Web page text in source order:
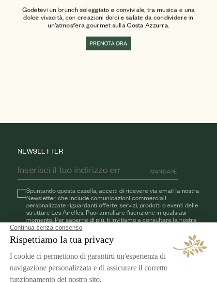
Informazioni pratiche
+33(0)4 94 17 71 71
reservation.sainttropez@airelles.com
Godetevi un brunch soleggiato e conviviale, tra musica e una
dolce vivacità, con creazioni dolci e salate da condividere in
un’atmosfera gourmet sulla Costa Azzurra.
PRENOTA ORA
AIRELLES
I nostri impegni
NEWSLETTER
MANDARE
Spuntando questa casella, accetti di ricevere via email la nostra
Newsletter, che include comunicazioni commerciali
personalizzate riguardanti offerte, servizi, prodotti o eventi delle
strutture Les Airelles. Puoi annullare l’iscrizione in qualsiasi
momento. Per saperne di più, ti invitiamo a consultare la nostra
informativa sulla privacy.